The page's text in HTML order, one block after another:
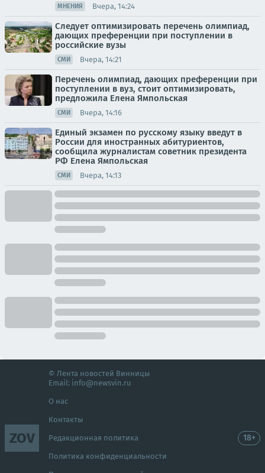
МНЕНИЯ Вчера, 14:24
Следует оптимизировать перечень олимпиад,
дающих преференции при поступлении в
российские вузы
СМИ Вчера, 14:21
Перечень олимпиад, дающих преференции при
поступлении в вуз, стоит оптимизировать,
предложила Елена Ямпольская
СМИ Вчера, 14:16
Единый экзамен по русскому языку введут в
России для иностранных абитуриентов,
сообщила журналистам советник президента
РФ Елена Ямпольская
СМИ Вчера, 14:13
ZOV
© Лента новостей Винницы
Email: info@newsvin.ru
О нас
Контакты
Редакционная политика
Политика конфиденциальности
18+